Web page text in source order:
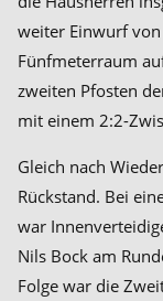
weiter Einwurf
Fünfmeterraum
zweiten Pfosten
mit einem 2:2-
Gleich nach
Rückstand. Bei
war
Nils Bock am
Folge war die